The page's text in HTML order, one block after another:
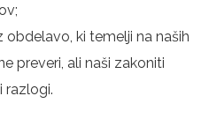
ki temelji na naših
preveri, ali naši zakoniti
razlogi.